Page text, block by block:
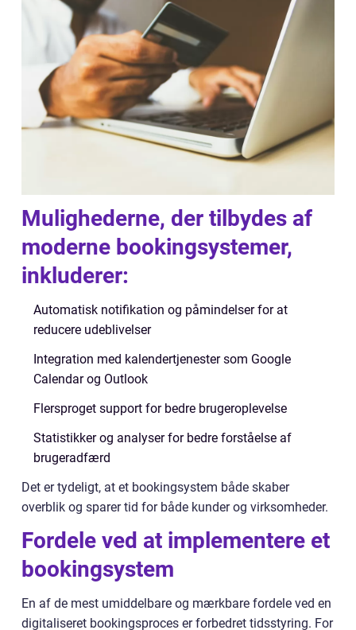
Mulighederne, der tilbydes af
moderne bookingsystemer,
inkluderer:
Automatisk notifikation og påmindelser for at
reducere udeblivelser
Integration med kalendertjenester som Google
Calendar og Outlook
Flersproget support for bedre brugeroplevelse
Statistikker og analyser for bedre forståelse af
brugeradfærd
Det er tydeligt, at et bookingsystem både skaber
overblik og sparer tid for både kunder og virksomheder.
Fordele ved at implementere et
bookingsystem
En af de mest umiddelbare og mærkbare fordele ved en
digitaliseret bookingsproces er forbedret tidsstyring. For